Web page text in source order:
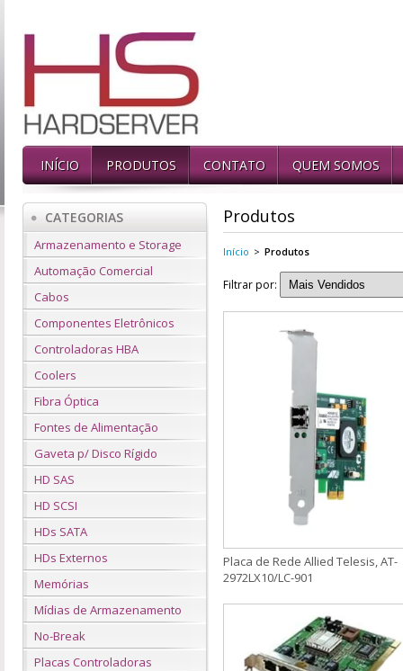
INÍCIO PRODUTOS CONTATO QUEM SOMOS
CATEGORIAS
Armazenamento e Storage
Automação Comercial
Cabos
Componentes Eletrônicos
Controladoras HBA
Coolers
Fibra Óptica
Fontes de Alimentação
Gaveta p/ Disco Rígido
HD SAS
HD SCSI
HDs SATA
HDs Externos
Memórias
Mídias de Armazenamento
No-Break
Placas Controladoras
Produtos
Início > Produtos
Filtrar por:
Placa de Rede Allied Telesis, AT-
2972LX10/LC-901